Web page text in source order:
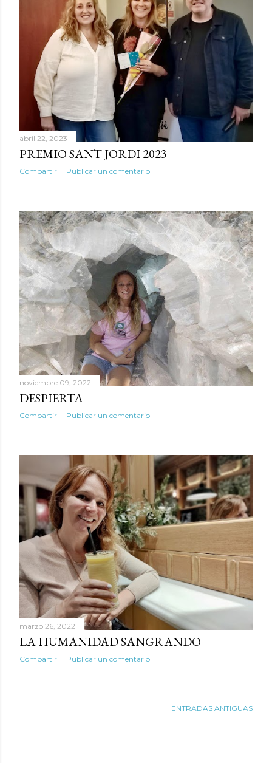
abril 22, 2023
PREMIO SANT JORDI 2023
Compartir Publicar un comentario
noviembre 09, 2022
DESPIERTA
Compartir Publicar un comentario
marzo 26, 2022
LA HUMANIDAD SANGRANDO
Compartir Publicar un comentario
ENTRADAS ANTIGUAS